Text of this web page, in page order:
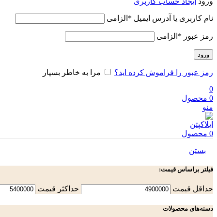
نام کاربری یا آدرس ایمیل * الزامی
رمز عبور * الزامی
ورود
رمز عبور را فراموش کرده اید؟
مرا به خاطر بسپار
0
0 محصول
منو
0 محصول
بستن
فیلتر براساس قیمت:
حداقل قیمت حداكثر قيمت
دسته‌های محصولات